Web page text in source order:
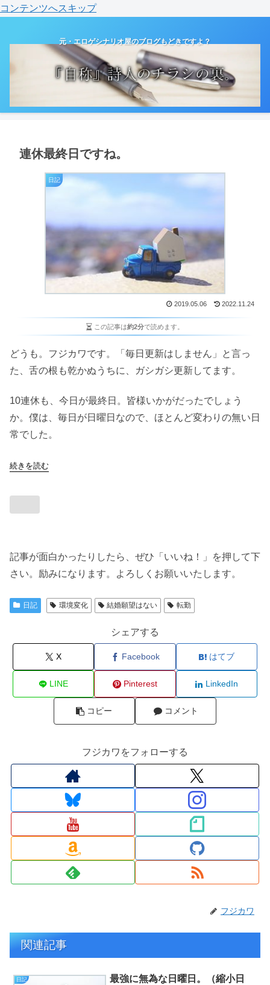
コンテンツへスキップ
元・エロゲシナリオ屋のブログもどきですよ？
連休最終日ですね。
日記
2019.05.06 2022.11.24
この記事は約2分で読めます。
どうも。フジカワです。「毎日更新はしません」と言っ
た、舌の根も乾かぬうちに、ガシガシ更新してます。
10連休も、今日が最終日。皆様いかがだったでしょう
か。僕は、毎日が日曜日なので、ほとんど変わりの無い日
常でした。
続きを読む
記事が面白かったりしたら、ぜひ「いいね！」を押して下
さい。励みになります。よろしくお願いいたします。
日記 環境変化 結婚願望はない 転勤
シェアする
X Facebook はてブ
LINE Pinterest LinkedIn
コピー コメント
フジカワをフォローする
フジカワ
関連記事
日記
最強に無為な日曜日。（縮小日